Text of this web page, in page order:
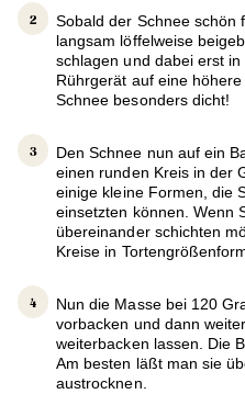
Sobald der Schnee schön
langsam löffelweise
schlagen und dabei erst
Rührgerät auf eine
Schnee besonders dicht!
Den Schnee nun auf ein
einen runden Kreis in der
einige kleine Formen, die
einsetzten können. Wenn
übereinander schichten
Kreise in
Nun die Masse bei 120
vorbacken und dann
weiterbacken lassen. Die
Am besten läßt man sie
austrocknen.